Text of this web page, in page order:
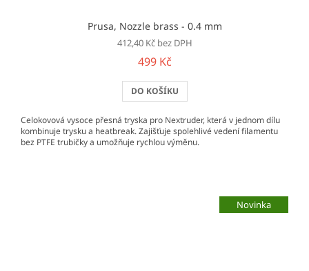
Prusa, Nozzle brass - 0.4 mm
412,40 Kč bez DPH
499 Kč
DO KOŠÍKU
Celokovová vysoce přesná tryska pro Nextruder, která v jednom dílu
kombinuje trysku a heatbreak. Zajišťuje spolehlivé vedení filamentu
bez PTFE trubičky a umožňuje rychlou výměnu.
Novinka